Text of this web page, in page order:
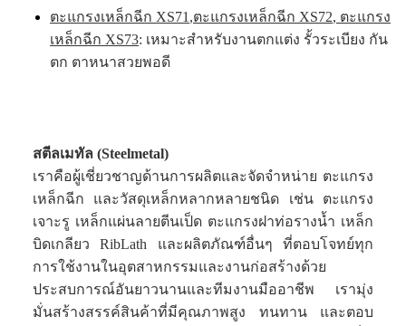
ตะแกรงเหล็กฉีก XS71 ,ตะแกรงเหล็กฉีก XS72, ตะแกรง
เหล็กฉีก XS73: เหมาะสำหรับงานตกแต่ง รั้วระเบียง กัน
ตก ตาหนาสวยพอดี
สตีลเมทัล (Steelmetal)
เราคือผู้เชี่ยวชาญด้านการผลิตและจัดจำหน่าย ตะแกรง
เหล็กฉีก และวัสดุเหล็กหลากหลายชนิด เช่น ตะแกรง
เจาะรู เหล็กแผ่นลายตีนเป็ด ตะแกรงฝาท่อรางน้ำ เหล็ก
บิดเกลียว RibLath และผลิตภัณฑ์อื่นๆ ที่ตอบโจทย์ทุก
การใช้งานในอุตสาหกรรมและงานก่อสร้างด้วย
ประสบการณ์อันยาวนานและทีมงานมืออาชีพ เรามุ่ง
มั่นสร้างสรรค์สินค้าที่มีคุณภาพสูง ทนทาน และตอบ